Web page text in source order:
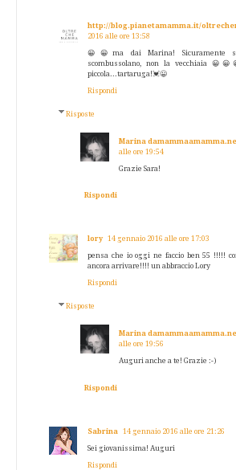
http://blog.pianetamamma.it/
2016 alle ore 13:58
😀😀ma dai Marina! Sicuramente
scombussolano, non la vecchiaia
piccola...tartaruga!💓😀
Rispondi
Risposte
Marina
alle ore 19:54
Grazie Sara!
Rispondi
lory 14 gennaio 2016 alle ore 17:03
pensa che io oggi ne faccio ben 55 !!!!!
ancora arrivare!!!! un abbraccio Lory
Rispondi
Risposte
Marina
alle ore 19:56
Auguri anche a te! Grazie :-)
Rispondi
Sabrina 14 gennaio 2016 alle ore 21:26
Sei giovanissima! Auguri
Rispondi